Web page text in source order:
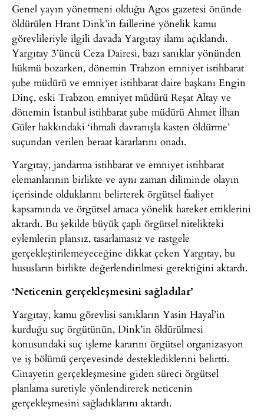
Genel yayın yönetmeni olduğu Agos gazetesi önünde
öldürülen Hrant Dink’in faillerine yönelik kamu
görevlileriyle ilgili davada Yargıtay ilamı açıklandı.
Yargıtay 3’üncü Ceza Dairesi, bazı sanıklar yönünden
hükmü bozarken, dönemin Trabzon emniyet istihbarat
şube müdürü ve emniyet istihbarat daire başkanı Engin
Dinç, eski Trabzon emniyet müdürü Reşat Altay ve
dönemin İstanbul istihbarat şube müdürü Ahmet İlhan
Güler hakkındaki ‘ihmali davranışla kasten öldürme’
suçundan verilen beraat kararlarını onadı.
Yargıtay, jandarma istihbarat ve emniyet istihbarat
elemanlarının birlikte ve aynı zaman diliminde olayın
içerisinde olduklarını belirterek örgütsel faaliyet
kapsamında ve örgütsel amaca yönelik hareket ettiklerini
aktardı. Bu şekilde büyük çaplı örgütsel nitelikteki
eylemlerin plansız, tasarlamasız ve rastgele
gerçekleştirilemeyeceğine dikkat çeken Yargıtay, bu
hususların birlikte değerlendirilmesi gerektiğini aktardı.
‘Neticenin gerçekleşmesini sağladılar’
Yargıtay, kamu görevlisi sanıkların Yasin Hayal’in
kurduğu suç örgütünün, Dink’in öldürülmesi
konusundaki suç işleme kararını örgütsel organizasyon
ve iş bölümü çerçevesinde desteklediklerini belirtti.
Cinayetin gerçekleşmesine giden süreci örgütsel
planlama suretiyle yönlendirerek neticenin
gerçekleşmesini sağladıklarını aktardı.